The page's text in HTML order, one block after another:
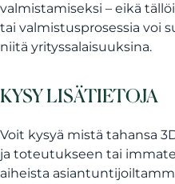
valmistamiseksi – eikä
tai valmistusprosessia voi
niitä yrityssalaisuuksina.
KYSY LISÄTIETOJA
Voit kysyä mistä tahansa
ja toteutukseen tai
aiheista